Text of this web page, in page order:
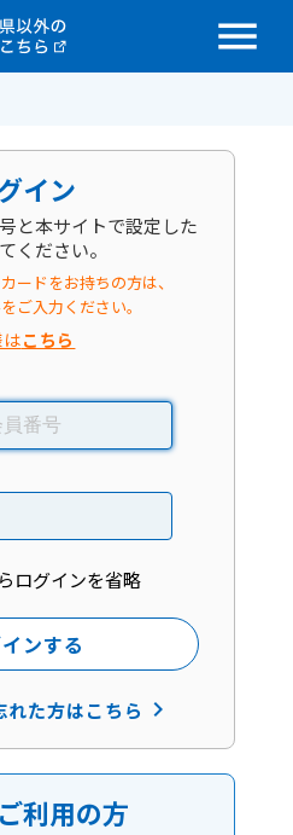
menu
イン
と本サイトで設定した
ください。
ードをお持ちの方は、
ご入力ください。
こちら
ログインを省略
ンする
れた方はこちら keyboard_arrow_right
利用の方